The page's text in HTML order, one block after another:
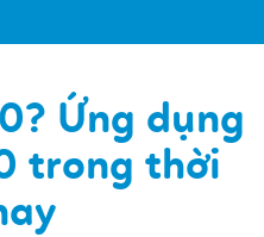
Ứng dụng
trong thời